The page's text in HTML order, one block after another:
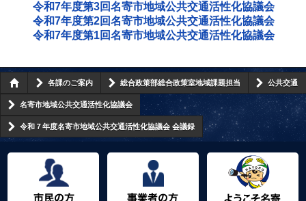
令和7年度第3回名寄市地域公共交通活性化協議会
令和7年度第2回名寄市地域公共交通活性化協議会
令和7年度第1回名寄市地域公共交通活性化協議会
各課のご案内 総合政策部総合政策室地域課題担当 公共交通
名寄市地域公共交通活性化協議会
令和７年度名寄市地域公共交通活性化協議会 会議録